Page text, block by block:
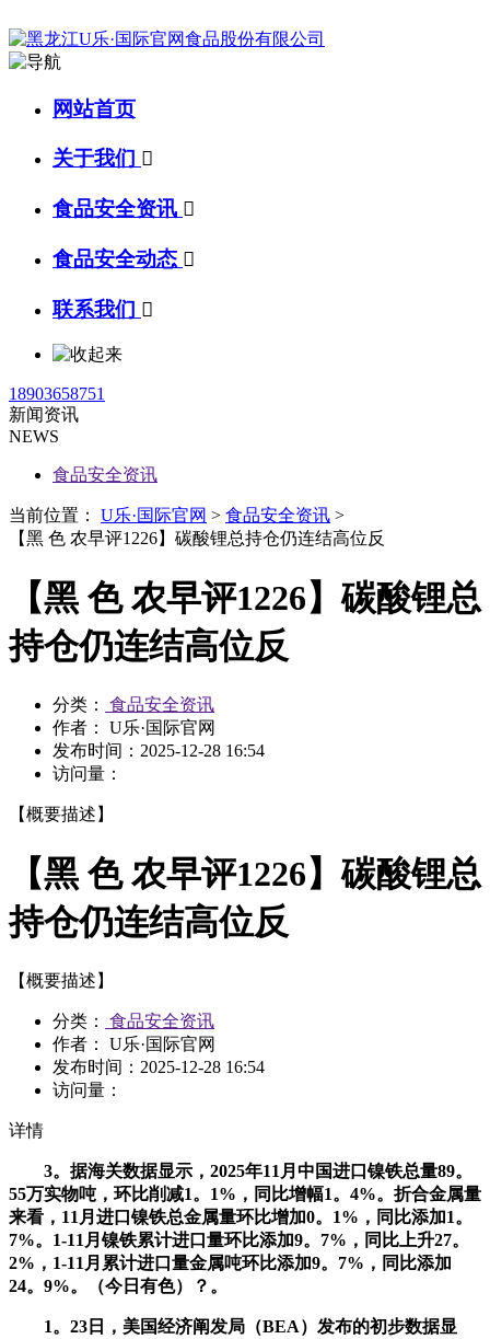
网站首页
关于我们 
食品安全资讯 
食品安全动态 
联系我们 
18903658751
新闻资讯
NEWS
食品安全资讯
当前位置： U乐·国际官网 > 食品安全资讯 >
【黑 色 农早评1226】碳酸锂总持仓仍连结高位反
【黑 色 农早评1226】碳酸锂总
持仓仍连结高位反
分类：
食品安全资讯
作者： U乐·国际官网
发布时间： 2025-12-28 16:54
访问量：
【概要描述】
【黑 色 农早评1226】碳酸锂总
持仓仍连结高位反
【概要描述】
分类：
食品安全资讯
作者： U乐·国际官网
发布时间： 2025-12-28 16:54
访问量：
详情
3。据海关数据显示，2025年11月中国进口镍铁总量89。
55万实物吨，环比削减1。1%，同比增幅1。4%。折合金属量
来看，11月进口镍铁总金属量环比增加0。1%，同比添加1。
7%。1-11月镍铁累计进口量环比添加9。7%，同比上升27。
2%，1-11月累计进口量金属吨环比添加9。7%，同比添加
24。9%。（今日有色）？。
1。23日，美国经济阐发局（BEA）发布的初步数据显